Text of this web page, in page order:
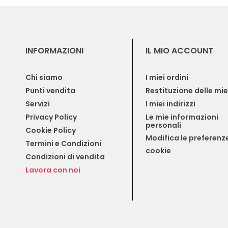
INFORMAZIONI
Chi siamo
Punti vendita
Servizi
Privacy Policy
Cookie Policy
Termini e Condizioni
Condizioni di vendita
Lavora con noi
IL MIO ACCOUNT
I miei ordini
Restituzione delle
I miei indirizzi
Le mie informazioni
personali
Modifica le
cookie